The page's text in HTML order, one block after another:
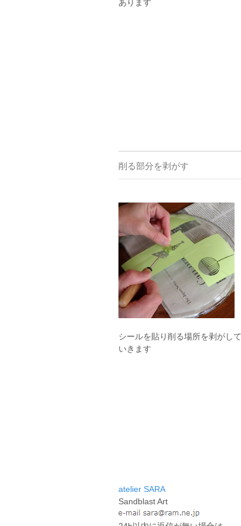
あります
削る部分を剥がす
シールを貼り削る場所を剥がして
いきます
atelier SARA
Sandblast Art